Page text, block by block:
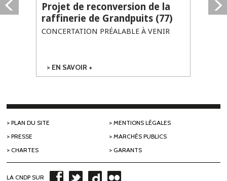
Projet de reconversion de la
raffinerie de Grandpuits (77)
CONCERTATION PRÉALABLE À VENIR
EN SAVOIR +
RECONVERSION
GRANDPUITS
PLAN DU SITE
MENTIONS LÉGALES
PRESSE
MARCHÉS PUBLICS
CHARTES
GARANTS
LA CNDP SUR